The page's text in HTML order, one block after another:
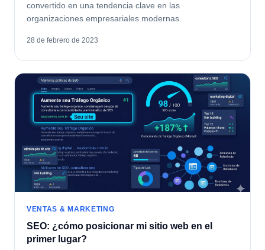
convertido en una tendencia clave en las
organizaciones empresariales modernas.
28 de febrero de 2023
VENTAS & MARKETING
SEO: ¿cómo posicionar mi sitio web en el
primer lugar?